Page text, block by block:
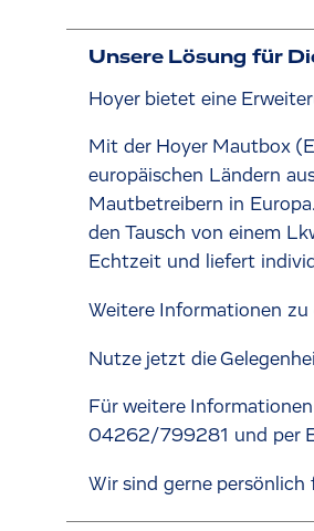
Unsere Lösung für
Hoyer bietet eine
Mit der Hoyer Mautbox
europäischen Ländern
Mautbetreibern in
den Tausch von einem
Echtzeit und liefert
Weitere Informationen
Nutze jetzt die
Für weitere
04262/799281 und per
Wir sind gerne